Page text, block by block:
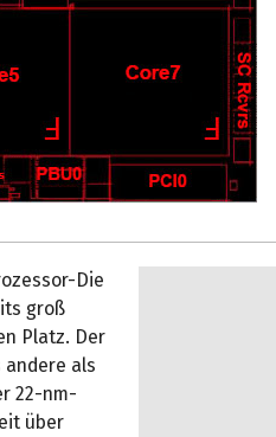
Die
groß
Platz. Der
als
22-nm-
über